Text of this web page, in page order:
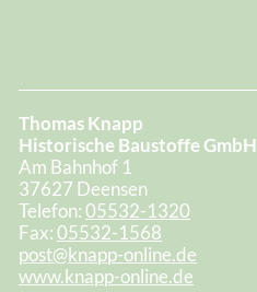
Thomas Knapp
Historische Baustoffe GmbH
Am Bahnhof 1
37627 Deensen
Telefon:05532-1320
Fax:05532-1568
post@knapp-online.de
www.knapp-online.de